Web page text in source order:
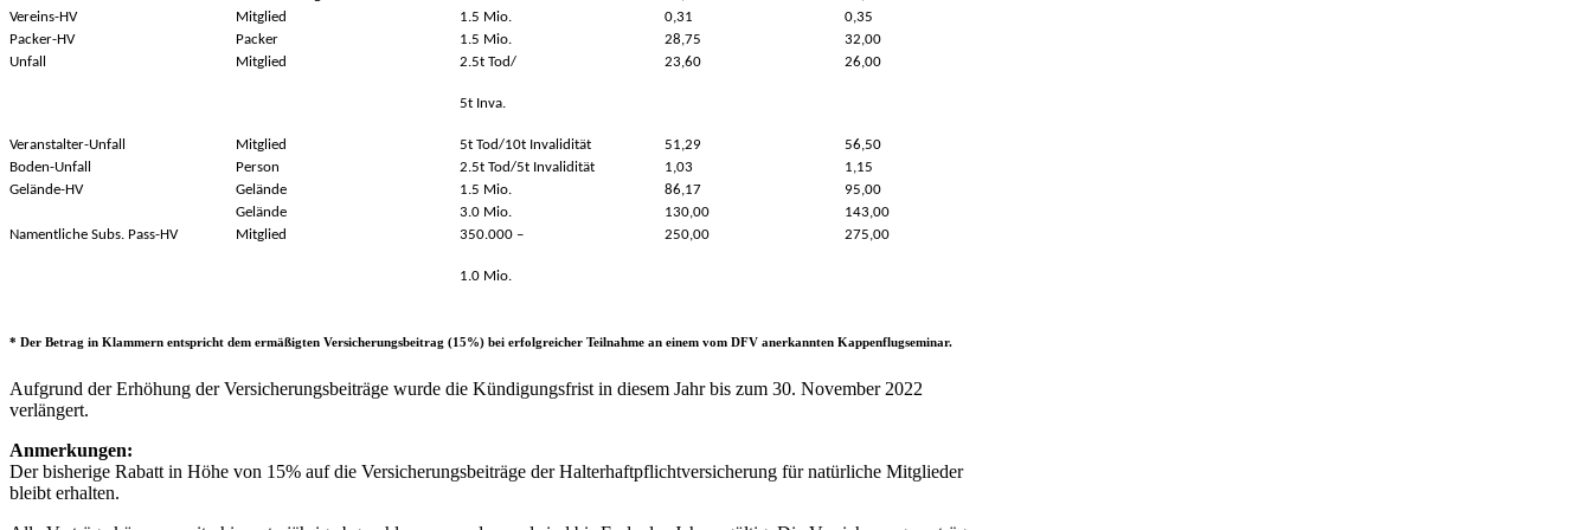
Vereins-HV
Mitglied 1.5 Mio. 0,31
0,35
Packer-HV
Packer 1.5 Mio. 28,75
32,00
Unfall
Mitglied 2.5t Tod/
5t Inva.
23,60 26,00
Veranstalter-Unfall Mitglied 5t Tod/10t Invalidität 51,29
56,50
Boden-Unfall
Person 2.5t Tod/5t Invalidität 1,03
1,15
Gelände-HV
Gelände 1.5 Mio. 86,17
95,00
Gelände
3.0 Mio. 130,00
143,00
Namentliche Subs. Pass-HV
Mitglied 350.000 –
1.0 Mio.
250,00 275,00
* Der Betrag in Klammern entspricht dem ermäßigten Versicherungsbeitrag (15%) bei erfolgreicher Teilnahme an einem vom DFV anerkannten Kappenflugseminar.
Aufgrund der Erhöhung der Versicherungsbeiträge wurde die Kündigungsfrist in diesem Jahr bis zum 30. November 2022
verlängert.
Anmerkungen:
Der bisherige Rabatt in Höhe von 15% auf die Versicherungsbeiträge der Halterhaftpflichtversicherung für natürliche Mitglieder
bleibt erhalten.